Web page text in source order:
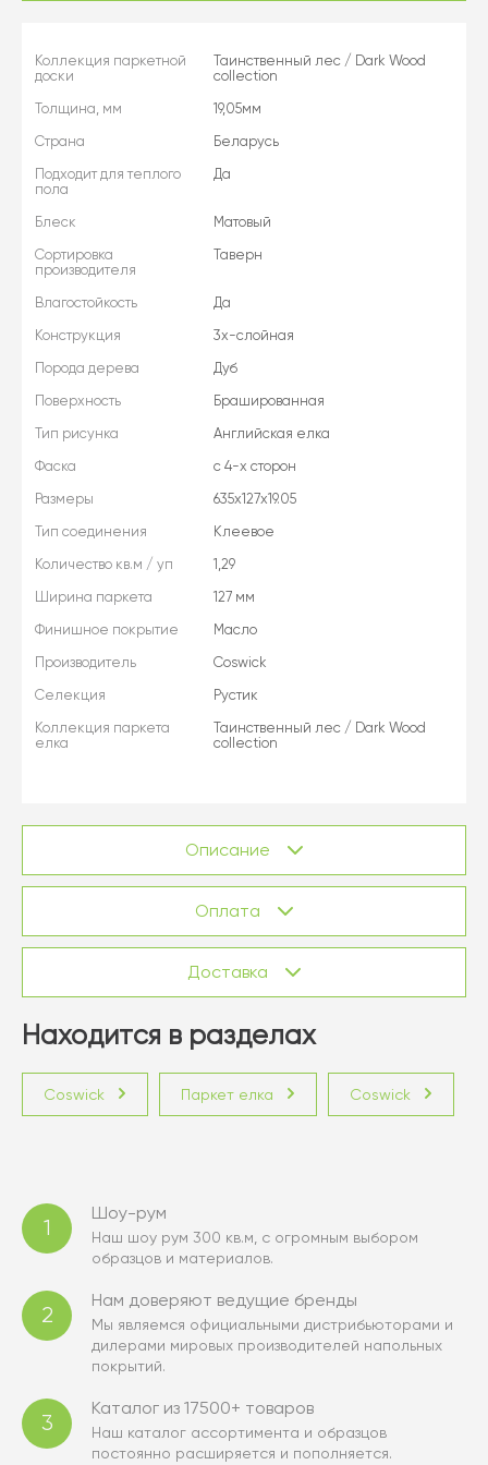
Коллекция паркетной
доски
Таинственный лес / Dark Wood
collection
Толщина, мм
19,05мм
Страна
Беларусь
Подходит для теплого
пола
Да
Блеск
Матовый
Сортировка
производителя
Таверн
Влагостойкость
Да
Конструкция
3х-слойная
Порода дерева
Дуб
Поверхность
Брашированная
Тип рисунка
Английская елка
Фаска
с 4-х сторон
Размеры
635x127x19.05
Тип соединения
Клеевое
Количество кв.м / уп
1,29
Ширина паркета
127 мм
Финишное покрытие
Масло
Производитель
Coswick
Селекция
Рустик
Коллекция паркета
елка
Таинственный лес / Dark Wood
collection
Описание
Оплата
Доставка
Находится в разделах
Coswick Паркет елка Coswick
1
Шоу-рум
Наш шоу рум 300 кв.м, с огромным выбором
образцов и материалов.
2
Нам доверяют ведущие бренды
Мы являемся официальными дистрибьюторами и
дилерами мировых производителей напольных
покрытий.
3
Каталог из 17500+ товаров
Наш каталог ассортимента и образцов
постоянно расширяется и пополняется.